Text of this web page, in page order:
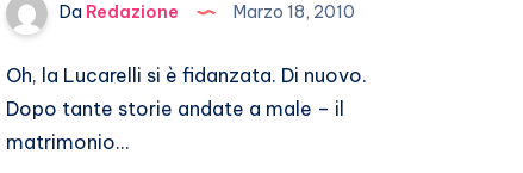
Da Redazione Marzo 18, 2010
Oh, la Lucarelli si è fidanzata. Di nuovo.
Dopo tante storie andate a male – il
matrimonio…